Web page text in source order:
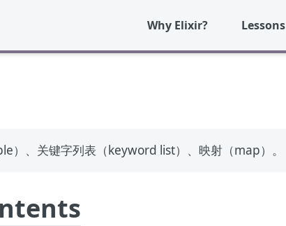
Why Elixir? Lessons
）、关键字列表（keyword list）、映射（map）。